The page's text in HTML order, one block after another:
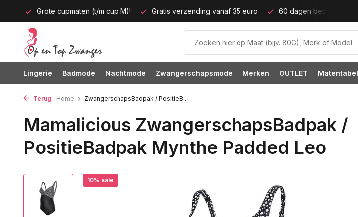
Gratis verzending vanaf 35 euro 60 dagen bedenktijd! Grote cupmaten (t/m cup M)!
Lingerie Badmode Nachtmode Zwangerschapsmode Merken OUTLET Matentabel
Terug Home ZwangerschapsBadpak / PositieB...
Mamalicious ZwangerschapsBadpak /
PositieBadpak Mynthe Padded Leo
10% sale